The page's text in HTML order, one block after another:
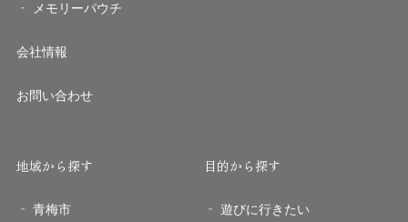
メモリーパウチ
会社情報
お問い合わせ
地域から探す
青梅市
目的から探す
遊びに行きたい